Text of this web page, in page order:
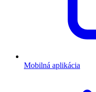
Mobilná aplikácia